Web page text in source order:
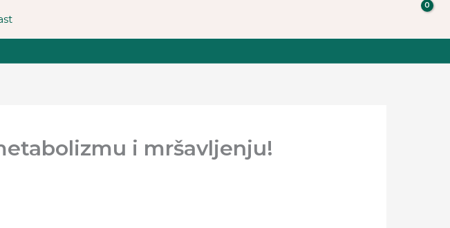
i mršavljenju!